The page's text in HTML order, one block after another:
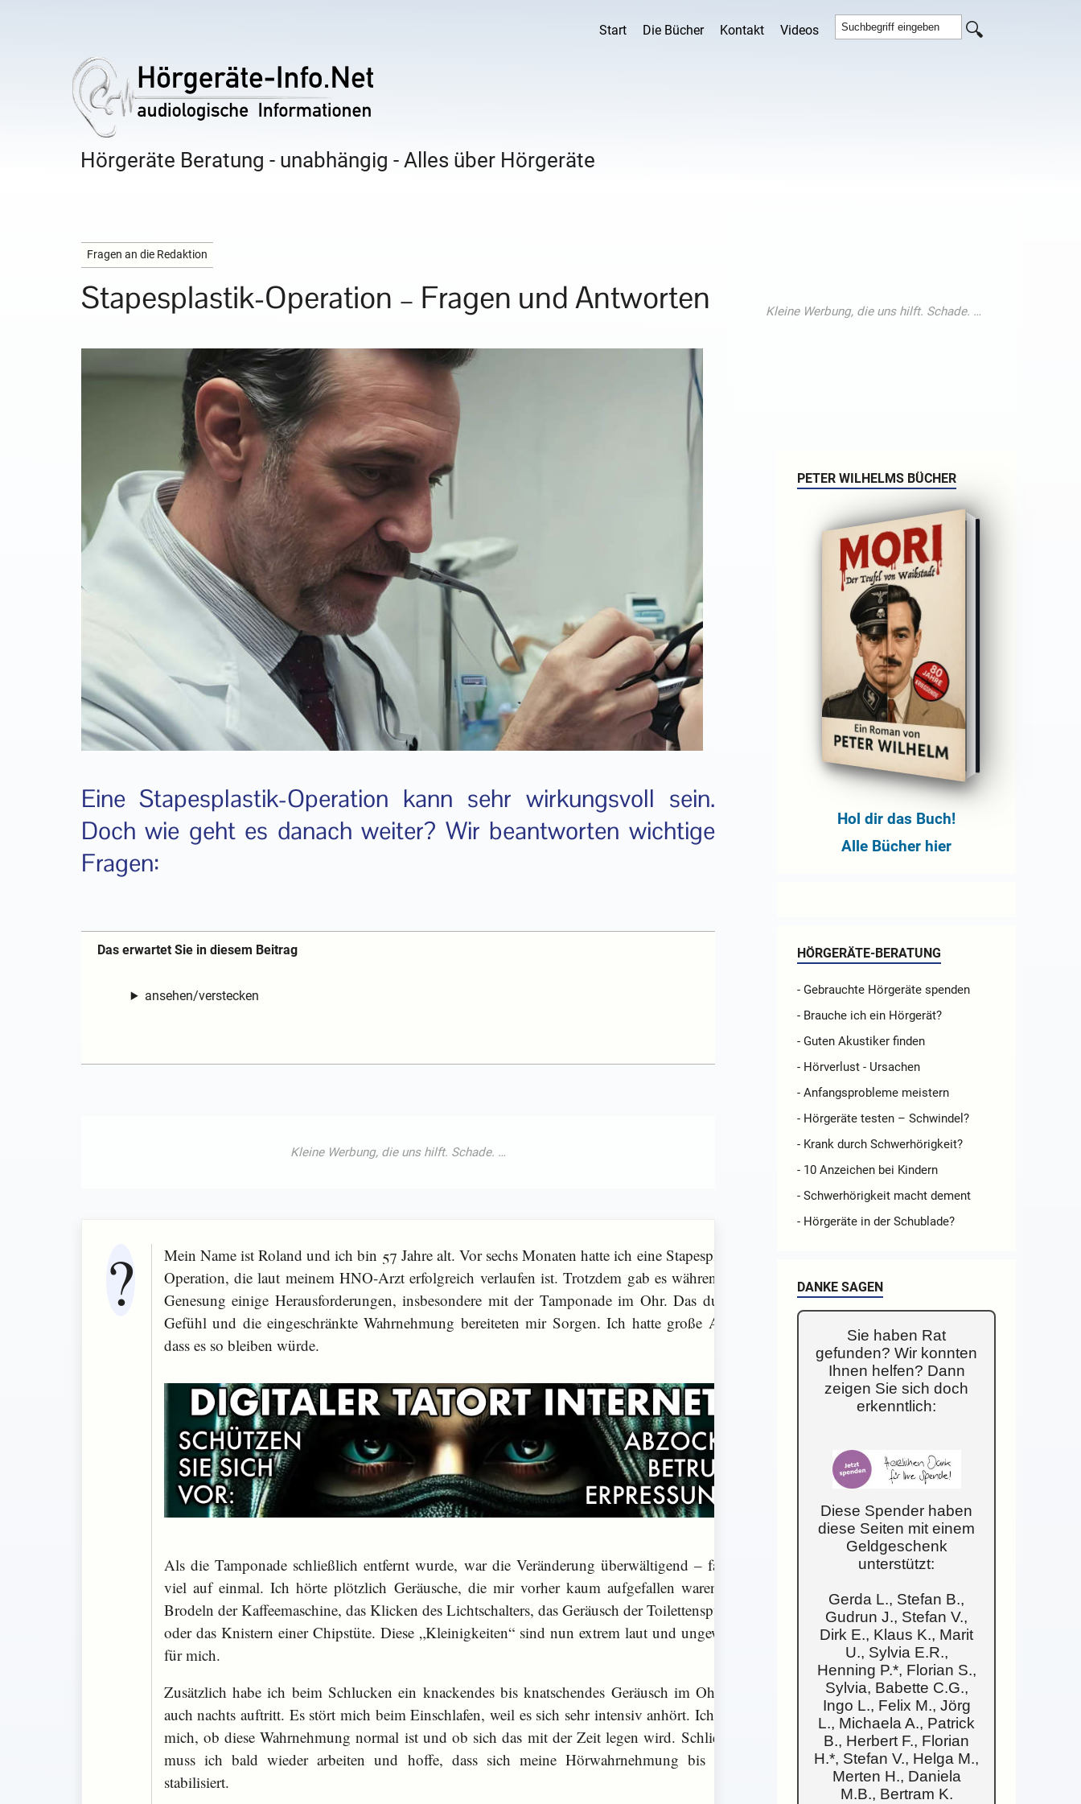
Start Die Bücher Kontakt Videos
Hörgeräte Beratung - unabhängig - Alles über Hörgeräte
Fragen an die Redaktion
Stapesplastik-Operation – Fragen und Antworten
Eine Stapesplastik-Operation kann sehr wirkungsvoll sein.
Doch wie geht es danach weiter? Wir beantworten wichtige
Fragen:
Das erwartet Sie in diesem Beitrag
ansehen/verstecken
Mein Name ist Roland und ich bin 57 Jahre alt. Vor sechs Monaten hatte ich eine Stapesplastik-
Operation, die laut meinem HNO-Arzt erfolgreich verlaufen ist. Trotzdem gab es während der
Genesung einige Herausforderungen, insbesondere mit der Tamponade im Ohr. Das dumpfe
Gefühl und die eingeschränkte Wahrnehmung bereiteten mir Sorgen. Ich hatte große Angst,
dass es so bleiben würde.
Als die Tamponade schließlich entfernt wurde, war die Veränderung überwältigend – fast zu
viel auf einmal. Ich hörte plötzlich Geräusche, die mir vorher kaum aufgefallen waren: das
Brodeln der Kaffeemaschine, das Klicken des Lichtschalters, das Geräusch der Toilettenspülung
oder das Knistern einer Chipstüte. Diese „Kleinigkeiten“ sind nun extrem laut und ungewohnt
für mich.
Zusätzlich habe ich beim Schlucken ein knackendes bis knatschendes Geräusch im Ohr, das
auch nachts auftritt. Es stört mich beim Einschlafen, weil es sich sehr intensiv anhört. Ich frage
mich, ob diese Wahrnehmung normal ist und ob sich das mit der Zeit legen wird. Schließlich
muss ich bald wieder arbeiten und hoffe, dass sich meine Hörwahrnehmung bis dahin
stabilisiert.
PETER WILHELMS BÜCHER
Hol dir das Buch!
Alle Bücher hier
HÖRGERÄTE-BERATUNG
- Gebrauchte Hörgeräte spenden
- Brauche ich ein Hörgerät?
- Guten Akustiker finden
- Hörverlust - Ursachen
- Anfangsprobleme meistern
- Hörgeräte testen – Schwindel?
- Krank durch Schwerhörigkeit?
- 10 Anzeichen bei Kindern
- Schwerhörigkeit macht dement
- Hörgeräte in der Schublade?
DANKE SAGEN
Sie haben Rat
gefunden? Wir konnten
Ihnen helfen? Dann
zeigen Sie sich doch
erkenntlich:
Diese Spender haben
diese Seiten mit einem
Geldgeschenk
unterstützt:
Gerda L., Stefan B.,
Gudrun J., Stefan V.,
Dirk E., Klaus K., Marit
U., Sylvia E.R.,
Henning P.*, Florian S.,
Sylvia, Babette C.G.,
Ingo L., Felix M., Jörg
L., Michaela A., Patrick
B., Herbert F., Florian
H.*, Stefan V., Helga M.,
Merten H., Daniela
M.B., Bertram K.